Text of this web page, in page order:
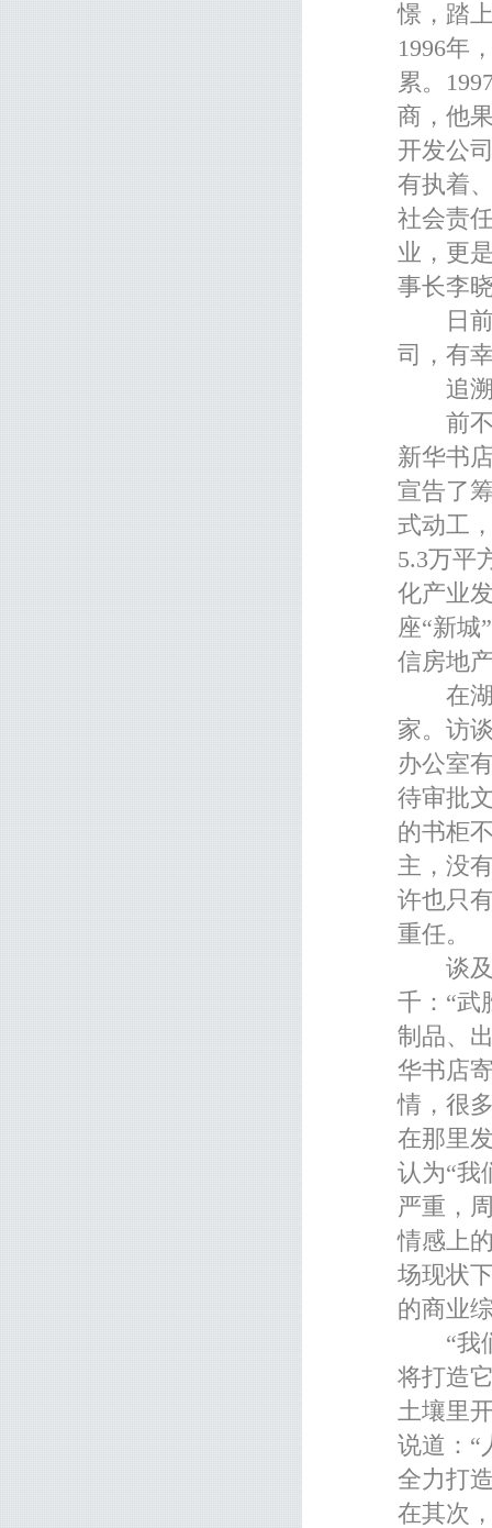
憬，踏
1996年
累。
商，他
开发公
有执着
社会责
业，更
事长李
日前
司，有
追溯
前不
新华书
宣告了
式动工
5.3万平
化产业
座“新城
信房地
在湖
家。访
办公室
待审批
的书柜
主，没
许也只
重任。
谈及
千：“武
制品、
华书店
情，很
在那里
认为“我
严重，
情感上
场现状
的商业
“我们
将打造
土壤里
说道：“
全力打
在其次